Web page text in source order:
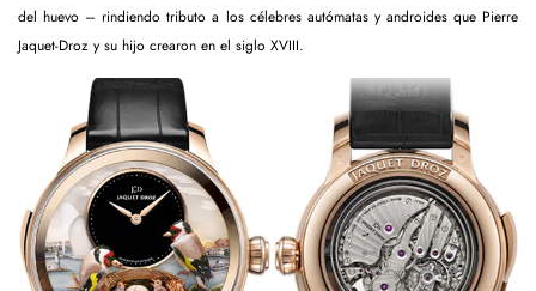
del huevo – rindiendo tributo a los célebres autómatas y androides que Pierre
Jaquet-Droz y su hijo crearon en el siglo XVIII.